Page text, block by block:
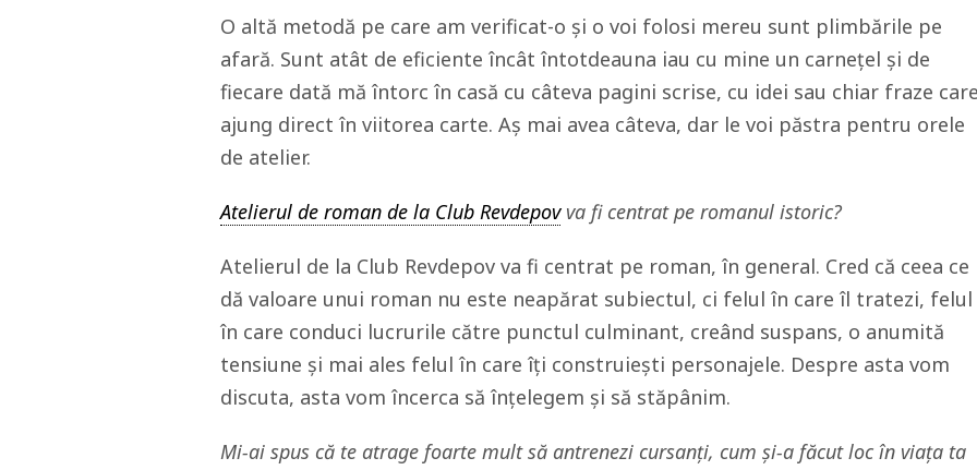
O altă metodă pe care am verificat-o și o voi folosi mereu sunt plimbările pe
afară. Sunt atât de eficiente încât întotdeauna iau cu mine un carnețel și de
fiecare dată mă întorc în casă cu câteva pagini scrise, cu idei sau chiar fraze
ajung direct în viitorea carte. Aș mai avea câteva, dar le voi păstra pentru orele
de atelier.
Atelierul de roman de la Club Revdepovva fi centrat pe romanul istoric?
Atelierul de la Club Revdepov va fi centrat pe roman, în general. Cred că ceea ce
dă valoare unui roman nu este neapărat subiectul, ci felul în care îl tratezi, felul
în care conduci lucrurile către punctul culminant, creând suspans, o anumită
tensiune și mai ales felul în care îți construiești personajele. Despre asta vom
discuta, asta vom încerca să înțelegem și să stăpânim.
Mi-ai spus că te atrage foarte mult să antrenezi cursanți, cum și-a făcut loc în viața ta